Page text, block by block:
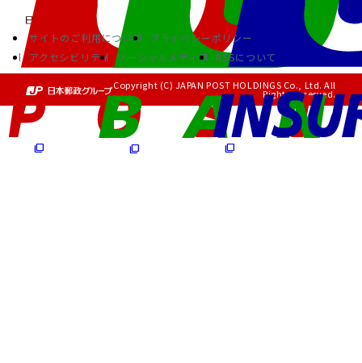
サイトのご利用について
プライバシーポリシー
アクセシビリティ
ソーシャルメディア RSSについて
Copyright (C) JAPAN POST HOLDINGS Co., Ltd. All
Rights Reserved.